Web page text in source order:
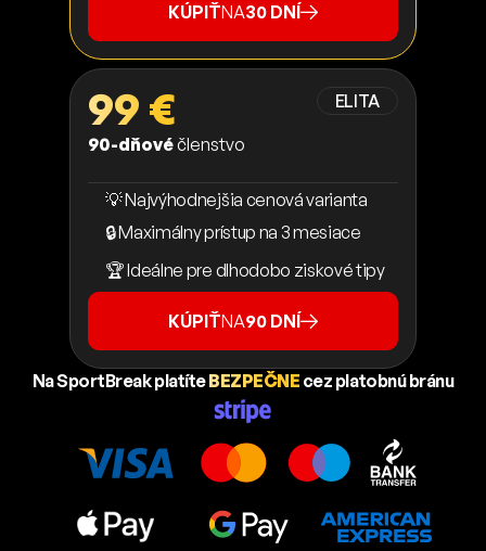
KÚPIŤNA30 DNÍ
ELITA
99 €
90-dňovéčlenstvo
💡 Najvýhodnejšia cenová varianta
🔒 Maximálny prístup na 3 mesiace
🏆 Ideálne pre dlhodobo ziskové tipy
KÚPIŤNA90 DNÍ
Na SportBreak platíteBEZPEČNE cez platobnú bránu